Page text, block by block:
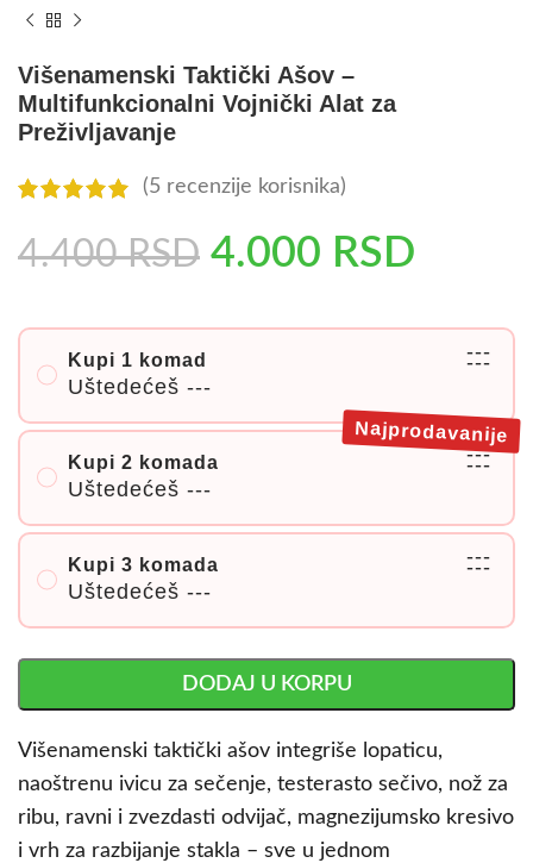
Višenamenski Taktički Ašov –
Multifunkcionalni Vojnički Alat za
Preživljavanje
(5 recenzije korisnika)
4.400RSD 4.000 RSD
Kupi 1 komad
Uštedećeš ---
---
---
Kupi 2 komada
Uštedećeš ---
---
---
Najprodavanije
Kupi 3 komada
Uštedećeš ---
---
---
DODAJ U KORPU
Višenamenski taktički ašov integriše lopaticu,
naoštrenu ivicu za sečenje, testerasto sečivo, nož za
ribu, ravni i zvezdasti odvijač, magnezijumsko kresivo
i vrh za razbijanje stakla – sve u jednom